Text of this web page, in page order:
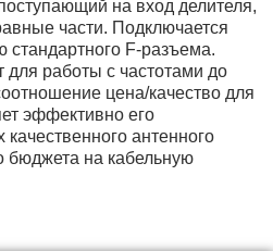
на вход делителя,
части. Подключается
стандартного F-разъема.
работы с частотами до
цена/качество для
эффективно его
качественного антенного
бюджета на кабельную